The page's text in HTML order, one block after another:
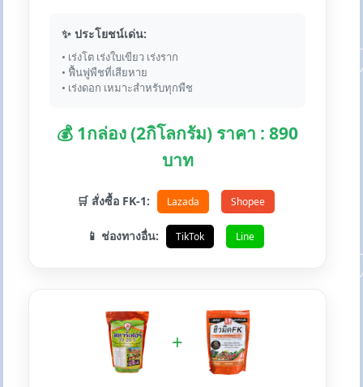
✨ ประโยชน์เด่น:
• เร่งโต เร่งใบเขียว เร่งราก
• ฟื้นฟูพืชที่เสียหาย
• เร่งดอก เหมาะสำหรับทุกพืช
💰 1กล่อง (2กิโลกรัม) ราคา : 890
บาท
🛒 สั่งซื้อ FK-1: Lazada Shopee
📱 ช่องทางอื่น: TikTok Line
+